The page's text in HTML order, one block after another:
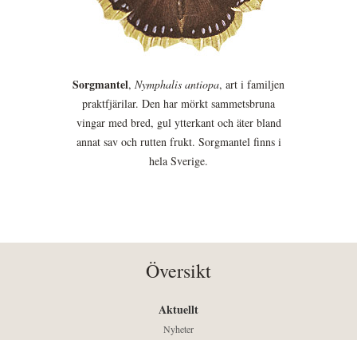
Sorgmantel, Nymphalis antiopa, art i familjen
praktfjärilar. Den har mörkt sammetsbruna
vingar med bred, gul ytterkant och äter bland
annat sav och rutten frukt. Sorgmantel finns i
hela Sverige.
Översikt
Aktuellt
Nyheter